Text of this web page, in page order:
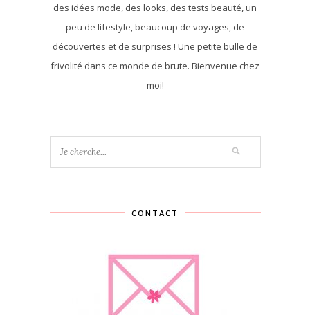
des idées mode, des looks, des tests beauté, un
peu de lifestyle, beaucoup de voyages, de
découvertes et de surprises ! Une petite bulle de
frivolité dans ce monde de brute. Bienvenue chez
moi!
CONTACT